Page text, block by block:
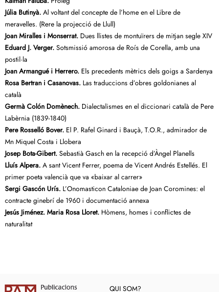
Júlia Butinyà. Al voltant del concepte de l’home en el Libre de
meravelles. (Rere la projecció de Llull)
Joan Miralles i Monserrat. Dues llistes de montuïrers de mitjan segle XIV
Eduard J. Verger. Sotsmissió amorosa de Roís de Corella, amb una
postil·la
Joan Armangué i Herrero. Els precedents mètrics dels goigs a Sardenya
Rosa Bertran i Casanovas. Las traduccions d’obres goldonianes al
català
Germà Colón Domènech. Dialectalismes en el diccionari català de Pere
Labèrnia (1839-1840)
Pere Rosselló Bover. El P. Rafel Ginard i Bauçà, T.O.R., admirador de
Mn Miquel Costa i Llobera
Josep Bota-Gibert. Sebastià Gasch en la recepció d’Àngel Planells
Lluís Alpera. A sant Vicent Ferrer, poema de Vicent Andrés Estellés. El
primer poeta valencià que va «baixar al carrer»
Sergi Gascón Urís. L’Onomasticon Cataloniae de Joan Coromines: el
contracte ginebrí de 1960 i documentació annexa
Jesús Jiménez. Maria Rosa Lloret. Hòmens, homes i conflictes de
naturalitat
QUI SOM?